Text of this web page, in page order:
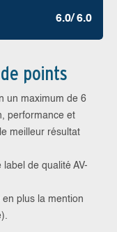
6.0/ 6.0
points
un maximum de 6
performance et
meilleur résultat
de qualité AV-
plus la mention